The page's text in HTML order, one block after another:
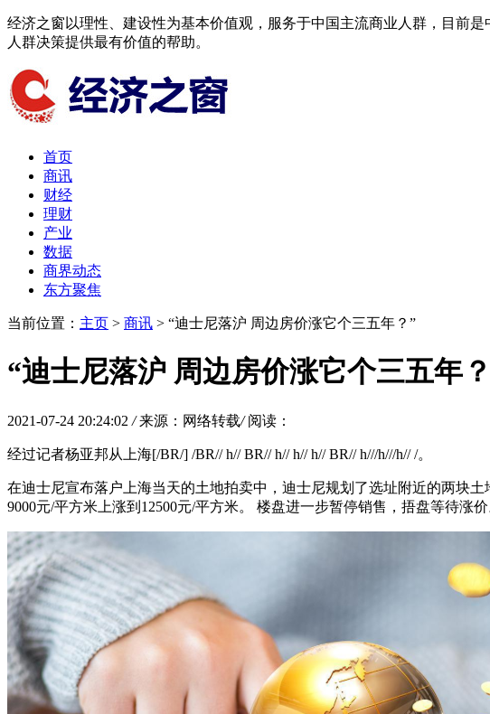
经济之窗以理性、建设性为基本价值观，服务于中国主流商业人群，目前
人群决策提供最有价值的帮助。
首页
商讯
财经
理财
产业
数据
商界动态
东方聚焦​
当前位置： 主页 > 商讯 > “迪士尼落沪 周边房价涨它个三五年？”
“迪士尼落沪 周边房价涨它个三五年
2021-07-24 20:24:02 / 来源：网络转载/ 阅读：
经过记者杨亚邦从上海[/BR/] /BR// h// BR// h// h// h// BR// h///h///h// /。
在迪士尼宣布落户上海当天的土地拍卖中，迪士尼规划了选址附近的两块
9000元/平方米上涨到12500元/平方米。 楼盘进一步暂停销售，捂盘等待涨